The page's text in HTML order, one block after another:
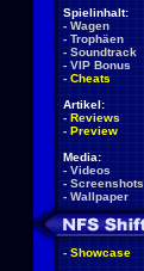
Spielinhalt:
- Wagen
- Trophäen
- Soundtrack
- VIP Bonus
- Cheats
Artikel:
- Reviews
- Preview
Media:
- Videos
- Screenshots
- Wallpaper
- Showcase